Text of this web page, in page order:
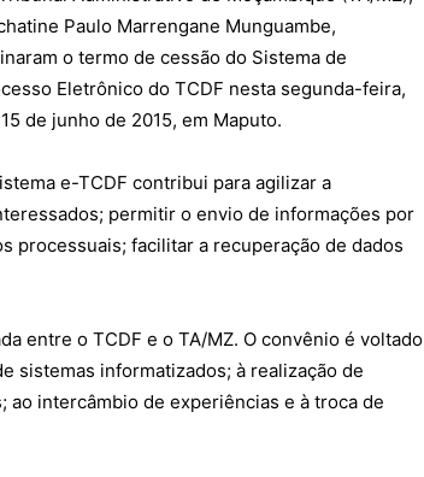
Paulo Marrengane Munguambe,
o termo de cessão do Sistema de
Eletrônico do TCDF nesta segunda-feira,
de junho de 2015, em Maputo.
e-TCDF contribui para agilizar a
permitir o envio de informações por
processuais; facilitar a recuperação de dados
entre o TCDF e o TA/MZ. O convênio é voltado
sistemas informatizados; à realização de
intercâmbio de experiências e à troca de